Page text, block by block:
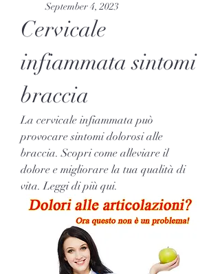
September 4, 2023
Cervicale
infiammata sintomi
braccia
La cervicale infiammata può
provocare sintomi dolorosi alle
braccia. Scopri come alleviare il
dolore e migliorare la tua qualità di
vita. Leggi di più qui.